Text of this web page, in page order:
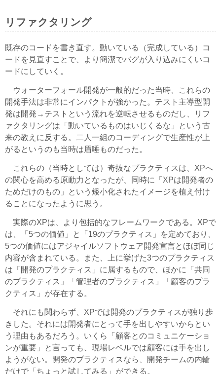
リファクタリング
既存のコードを書き直す。動いている（完成している）コ
ードを見直すことで、より簡潔でバグが入り込みにくいコ
ードにしていく。
ウォーターフォール開発が一般的だった当時、これらの
開発手法は非常にインパクトが強かった。テスト主導型開
発は開発→テストという流れを逆転させるものだし、リフ
ァクタリングは「動いているものはいじくるな」という古
来の教えに反する。二人一組のコーディングで生産性が上
がるというのも当時は眉唾ものだった。
これらの（当時としては）奇抜なプラクティスは、XPへ
の関心を高める原動力となったが、同時に「XPは開発者の
ためだけのもの」という矮小化されたイメージを植え付け
ることになったように思う。
実際のXPは、より包括的なフレームワークである。XPで
は、「5つの価値」と「19のプラクティス」を定めており、
5つの価値にはアジャイルソフトウェア開発宣言とほぼ同じ
内容が含まれている。また、上に挙げた3つのプラクティス
は「開発のプラクティス」に属するもので、ほかに「共同
のプラクティス」「管理者のプラクティス」「顧客のプラ
クティス」が存在する。
それにも関わらず、XPでは開発のプラクティスが独り歩
きした。それには開発者にとって手を出しやすいからとい
う理由もあるだろう。いくら「顧客とのコミュニケーショ
ンが重要」と言っても、現場レベルでは顧客には手を出し
ようがない。開発のプラクティスなら、開発チームの内輪
だけで「ちょっと試してみる」ができる。